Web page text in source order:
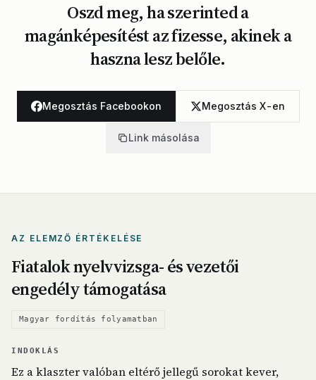
Oszd meg, ha szerinted a
magánképesítést az fizesse, akinek a
haszna lesz belőle.
Megosztás Facebookon Megosztás X-en
Link másolása
AZ ELEMZŐ ÉRTÉKELÉSE
Fiatalok nyelvvizsga- és vezetői
engedély támogatása
Magyar fordítás folyamatban
INDOKLÁS
Ez a klaszter valóban eltérő jellegű sorokat kever,